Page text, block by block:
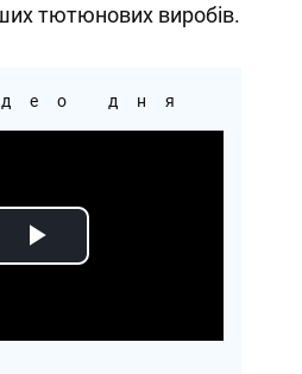
тютюнових виробів.
дня
Play